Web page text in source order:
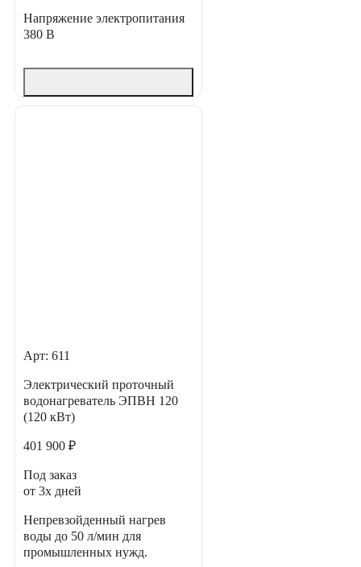
Напряжение электропитания
380 В
Арт: 611
Электрический проточный
водонагреватель ЭПВН 120
(120 кВт)
401 900 ₽
Под заказ
от 3х дней
Непревзойденный нагрев
воды до 50 л/мин для
промышленных нужд.